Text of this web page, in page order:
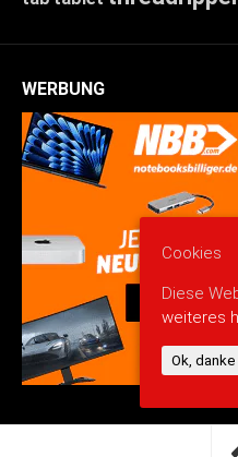
WERBUNG
Cookies
Diese
weiteres
Ok, danke